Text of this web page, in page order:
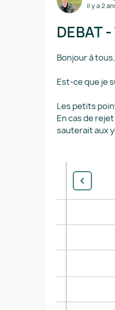
il y a 2
DEBAT
Bonjour à tous,
Est-ce que je
Les petits
En cas de
sauterait aux